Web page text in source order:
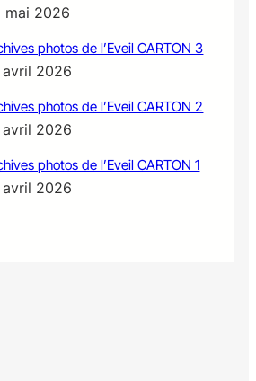
mai 2026
photos de l’Eveil CARTON 3
avril 2026
photos de l’Eveil CARTON 2
avril 2026
photos de l’Eveil CARTON 1
avril 2026